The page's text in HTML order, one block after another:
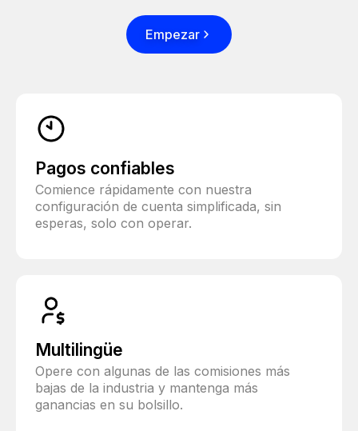
Empezar
Pagos confiables
Comience rápidamente con nuestra
configuración de cuenta simplificada, sin
esperas, solo con operar.
Multilingüe
Opere con algunas de las comisiones más
bajas de la industria y mantenga más
ganancias en su bolsillo.